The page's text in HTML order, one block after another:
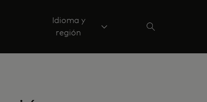
Idioma y
región